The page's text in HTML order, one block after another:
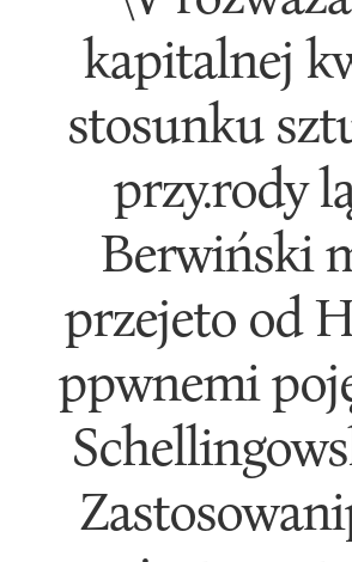
kapitalnej
stosunku
przy.rody
Berwiński
przejeto od
ppwnemi